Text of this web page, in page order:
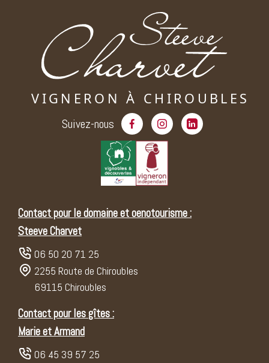
Contact
Suivez-nous
Contact pour le domaine et oenotourisme :
Steeve Charvet
06 50 20 71 25
2255 Route de Chiroubles
69115 Chiroubles
Contact pour les gîtes :
Marie et Armand
06 45 39 57 25